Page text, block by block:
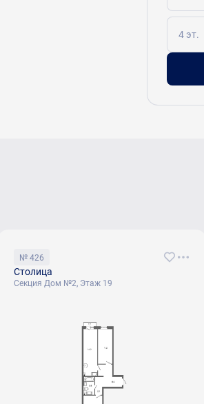
4 эт.
№ 426
Столица
Секция Дом №2, Этаж 19